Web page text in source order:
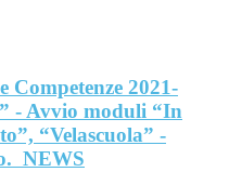
Competenze 2021-
- Avvio moduli “In
“Velascuola” -
NEWS